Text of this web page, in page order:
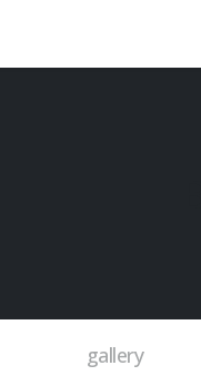
gallery